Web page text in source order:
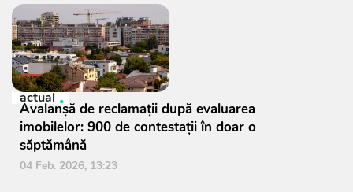
actual
Avalanșă de reclamații după evaluarea
imobilelor: 900 de contestații în doar o
săptămână
04 Feb. 2026, 13:23